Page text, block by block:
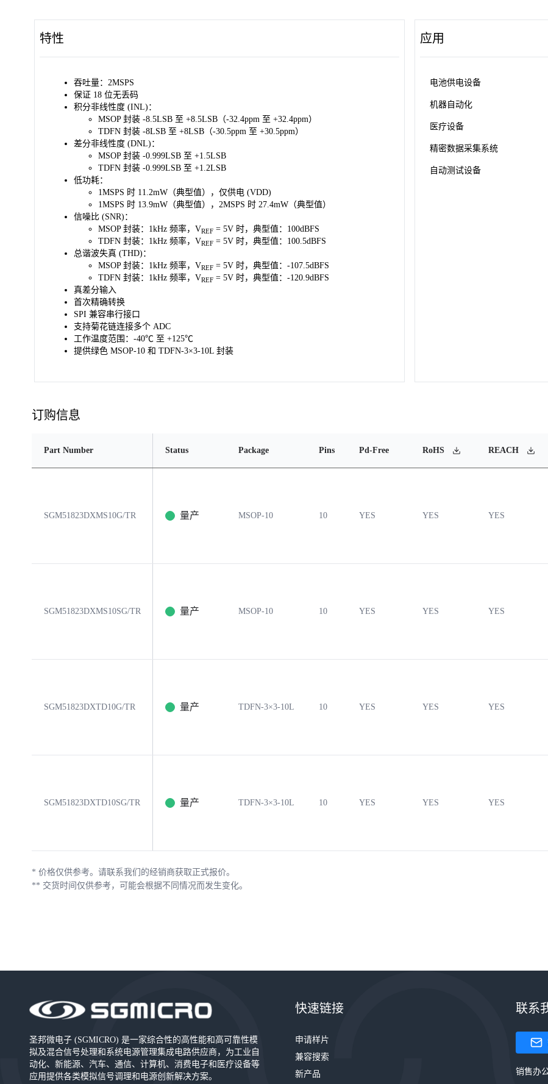
特性
吞吐量：2MSPS
保证 18 位无丢码
积分非线性度 (INL)：
MSOP 封装 -8.5LSB 至 +8.5LSB（-32.4ppm 至 +32.4ppm）
TDFN 封装 -8LSB 至 +8LSB（-30.5ppm 至 +30.5ppm）
差分非线性度 (DNL)：
MSOP 封装 -0.999LSB 至 +1.5LSB
TDFN 封装 -0.999LSB 至 +1.2LSB
低功耗：
1MSPS 时 11.2mW（典型值），仅供电 (VDD)
1MSPS 时 13.9mW（典型值），2MSPS 时 27.4mW（典型值）
信噪比 (SNR)：
MSOP 封装：1kHz 频率，VREF = 5V 时，典型值：100dBFS
TDFN 封装：1kHz 频率，VREF = 5V 时，典型值：100.5dBFS
总谐波失真 (THD)：
MSOP 封装：1kHz 频率，VREF = 5V 时，典型值：-107.5dBFS
TDFN 封装：1kHz 频率，VREF = 5V 时，典型值：-120.9dBFS
真差分输入
首次精确转换
SPI 兼容串行接口
支持菊花链连接多个 ADC
工作温度范围：-40℃ 至 +125℃
提供绿色 MSOP-10 和 TDFN-3×3-10L 封装
应用
电池供电设备
机器自动化
医疗设备
精密数据采集系统
自动测试设备
订购信息
Part Number Status Package Pins Pd-Free RoHS REACH
SGM51823DXMS10G/TR 量产 MSOP-10 10 YES YES YES
SGM51823DXMS10SG/TR 量产 MSOP-10 10 YES YES YES
SGM51823DXTD10G/TR 量产 TDFN-3×3-10L 10 YES YES YES
SGM51823DXTD10SG/TR 量产 TDFN-3×3-10L 10 YES YES YES
* 价格仅供参考。请联系我们的经销商获取正式报价。
** 交货时间仅供参考，可能会根据不同情况而发生变化。
圣邦微电子 (SGMICRO) 是一家综合性的高性能和高可靠性模
拟及混合信号处理和系统电源管理集成电路供应商，为工业自
动化、新能源、汽车、通信、计算机、消费电子和医疗设备等
应用提供各类模拟信号调理和电源创新解决方案。
快速链接
申请样片
兼容搜索
新产品
联系
销售办